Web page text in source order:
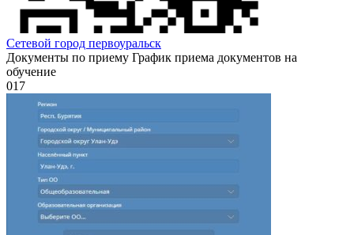
Сетевой город первоуральск
Документы по приему График приема документов на
обучение
017